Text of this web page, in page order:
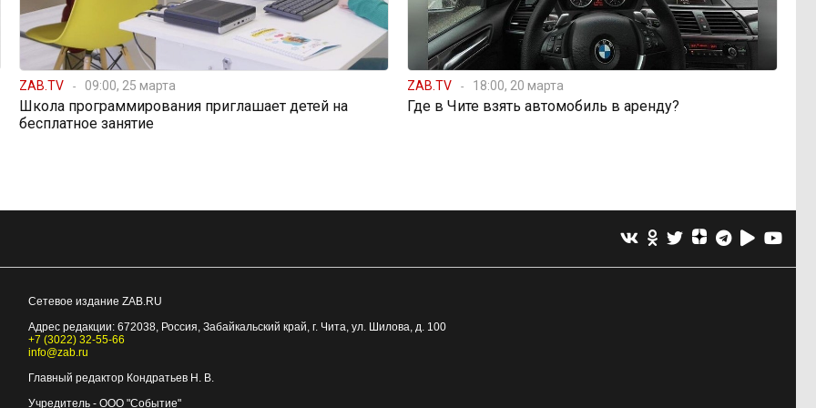
ZAB.TV 09:00, 25 марта
Школа программирования приглашает детей на
бесплатное занятие
ZAB.TV 18:00, 20 марта
Где в Чите взять автомобиль в аренду?
Сетевое издание ZAB.RU
Адрес редакции: 672038, Россия, Забайкальский край, г. Чита, ул. Шилова, д. 100
+7 (3022) 32-55-66
info@zab.ru
Главный редактор Кондратьев Н. В.
Учредитель - ООО "Событие"